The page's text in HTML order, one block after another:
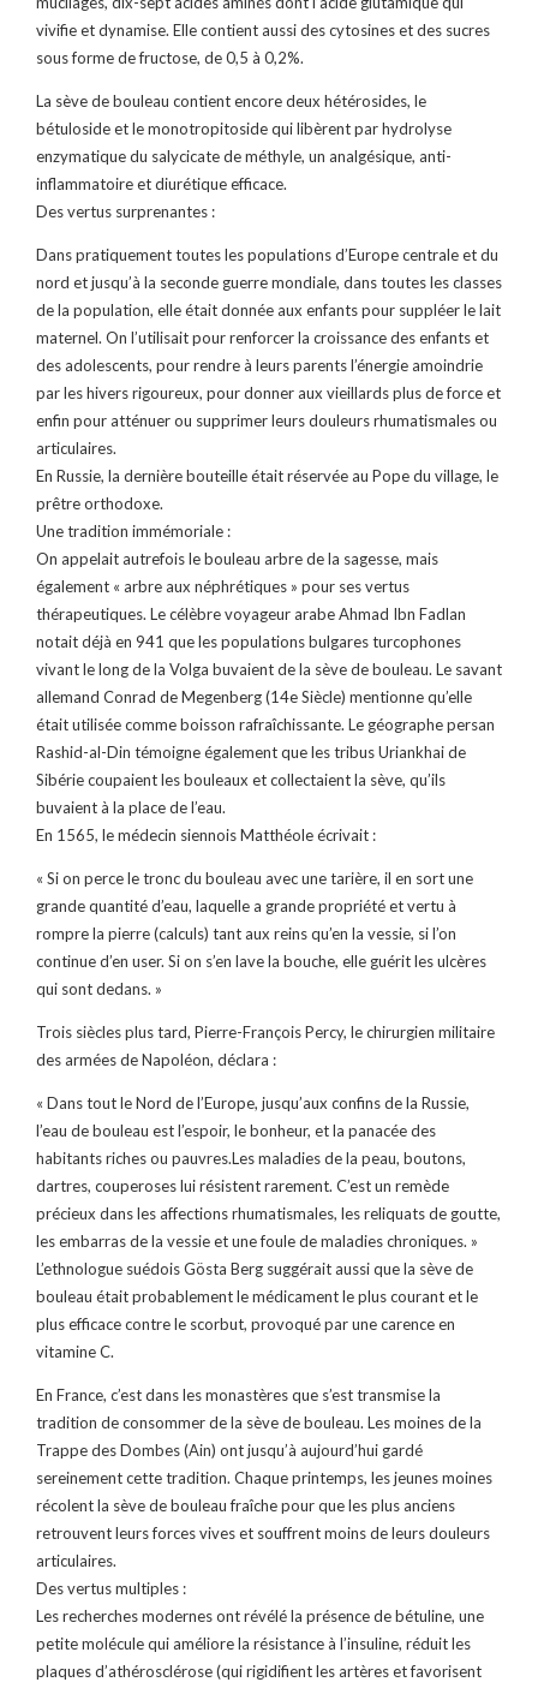
vivifie et dynamise. Elle contient aussi des cytosines et des sucres
sous forme de fructose, de 0,5 à 0,2%.
La sève de bouleau contient encore deux hétérosides, le
bétuloside et le monotropitoside qui libèrent par hydrolyse
enzymatique du salycicate de méthyle, un analgésique, anti-
inflammatoire et diurétique efficace.
Des vertus surprenantes :
Dans pratiquement toutes les populations d’Europe centrale et du
nord et jusqu’à la seconde guerre mondiale, dans toutes les classes
de la population, elle était donnée aux enfants pour suppléer le lait
maternel. On l’utilisait pour renforcer la croissance des enfants et
des adolescents, pour rendre à leurs parents l’énergie amoindrie
par les hivers rigoureux, pour donner aux vieillards plus de force et
enfin pour atténuer ou supprimer leurs douleurs rhumatismales ou
articulaires.
En Russie, la dernière bouteille était réservée au Pope du village, le
prêtre orthodoxe.
Une tradition immémoriale :
On appelait autrefois le bouleau arbre de la sagesse, mais
également « arbre aux néphrétiques » pour ses vertus
thérapeutiques. Le célèbre voyageur arabe Ahmad Ibn Fadlan
notait déjà en 941 que les populations bulgares turcophones
vivant le long de la Volga buvaient de la sève de bouleau. Le savant
allemand Conrad de Megenberg (14e Siècle) mentionne qu’elle
était utilisée comme boisson rafraîchissante. Le géographe persan
Rashid-al-Din témoigne également que les tribus Uriankhai de
Sibérie coupaient les bouleaux et collectaient la sève, qu’ils
buvaient à la place de l’eau.
En 1565, le médecin siennois Matthéole écrivait :
« Si on perce le tronc du bouleau avec une tarière, il en sort une
grande quantité d’eau, laquelle a grande propriété et vertu à
rompre la pierre (calculs) tant aux reins qu’en la vessie, si l’on
continue d’en user. Si on s’en lave la bouche, elle guérit les ulcères
qui sont dedans. »
Trois siècles plus tard, Pierre-François Percy, le chirurgien militaire
des armées de Napoléon, déclara :
« Dans tout le Nord de l’Europe, jusqu’aux confins de la Russie,
l’eau de bouleau est l’espoir, le bonheur, et la panacée des
habitants riches ou pauvres.Les maladies de la peau, boutons,
dartres, couperoses lui résistent rarement. C’est un remède
précieux dans les affections rhumatismales, les reliquats de goutte,
les embarras de la vessie et une foule de maladies chroniques. »
L’ethnologue suédois Gösta Berg suggérait aussi que la sève de
bouleau était probablement le médicament le plus courant et le
plus efficace contre le scorbut, provoqué par une carence en
vitamine C.
En France, c’est dans les monastères que s’est transmise la
tradition de consommer de la sève de bouleau. Les moines de la
Trappe des Dombes (Ain) ont jusqu’à aujourd’hui gardé
sereinement cette tradition. Chaque printemps, les jeunes moines
récolent la sève de bouleau fraîche pour que les plus anciens
retrouvent leurs forces vives et souffrent moins de leurs douleurs
articulaires.
Des vertus multiples :
Les recherches modernes ont révélé la présence de bétuline, une
petite molécule qui améliore la résistance à l’insuline, réduit les
plaques d’athérosclérose (qui rigidifient les artères et favorisent